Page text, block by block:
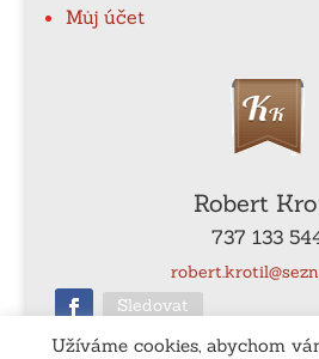
Můj účet
Robert
737 133
Sledovat
Užíváme cookies, abychom